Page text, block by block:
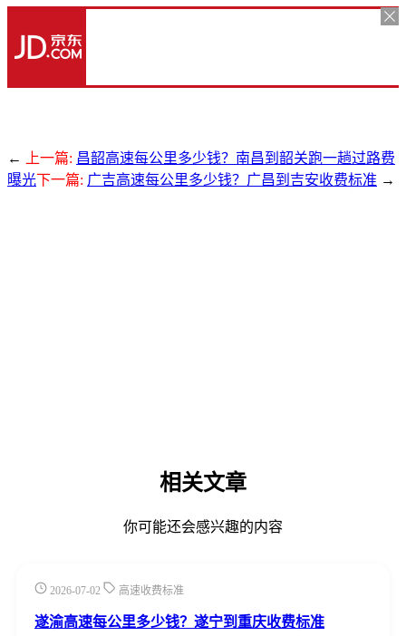
← 上一篇: 昌韶高速每公里多少钱？南昌到韶关跑一趟过路费
曝光下一篇: 广吉高速每公里多少钱？广昌到吉安收费标准 →
相关文章
你可能还会感兴趣的内容
2026-07-02 高速收费标准
遂渝高速每公里多少钱？遂宁到重庆收费标准